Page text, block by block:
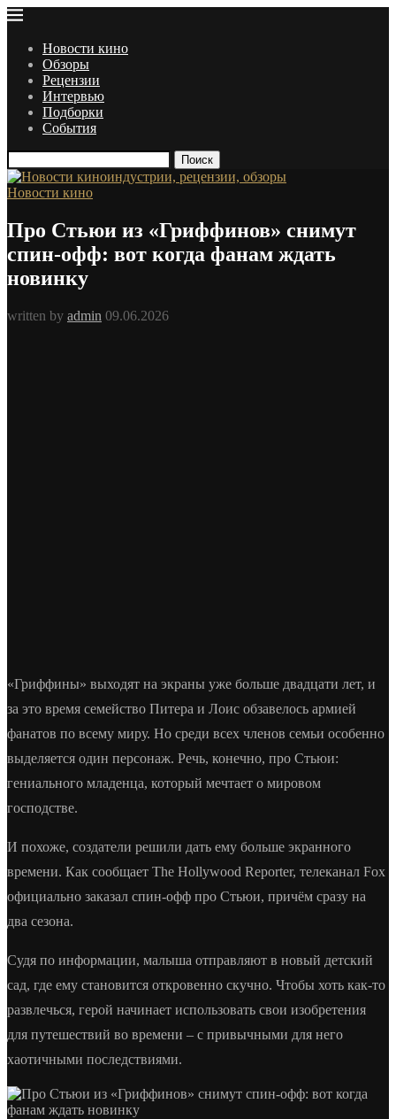
Новости кино
Обзоры
Рецензии
Интервью
Подборки
События
Поиск
Новости кино
Про Стьюи из «Гриффинов» снимут
спин-офф: вот когда фанам ждать
новинку
written by admin 09.06.2026
«Гриффины» выходят на экраны уже больше двадцати лет, и
за это время семейство Питера и Лоис обзавелось армией
фанатов по всему миру. Но среди всех членов семьи особенно
выделяется один персонаж. Речь, конечно, про Стьюи:
гениального младенца, который мечтает о мировом
господстве.
И похоже, создатели решили дать ему больше экранного
времени. Как сообщает The Hollywood Reporter, телеканал Fox
официально заказал спин-офф про Стьюи, причём сразу на
два сезона.
Судя по информации, малыша отправляют в новый детский
сад, где ему становится откровенно скучно. Чтобы хоть как-то
развлечься, герой начинает использовать свои изобретения
для путешествий во времени – с привычными для него
хаотичными последствиями.